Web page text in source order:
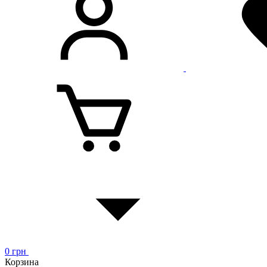
0 грн
Корзина